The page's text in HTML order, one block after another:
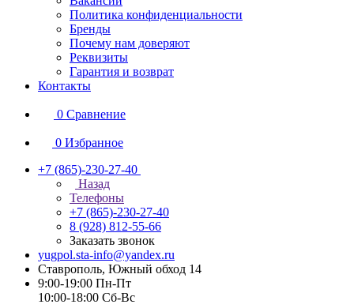
Политика конфиденциальности
Бренды
Почему нам доверяют
Реквизиты
Гарантия и возврат
Контакты
0 Сравнение
0 Избранное
+7 (865)-230-27-40
Назад
Телефоны
+7 (865)-230-27-40
8 (928) 812-55-66
Заказать звонок
yugpol.sta-info@yandex.ru
Ставрополь, Южный обход 14
9:00-19:00 Пн-Пт
10:00-18:00 Cб-Вс